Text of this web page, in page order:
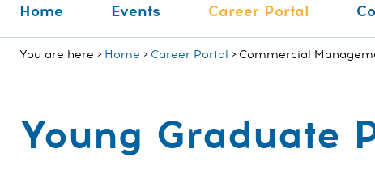
Home Events Career Portal
You are here Home Career Portal Commercial
Young Graduate